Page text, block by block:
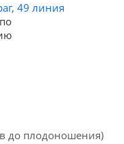
49 линия
до плодоношения)